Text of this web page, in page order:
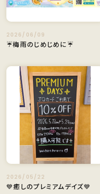
2026/06/09
☔梅雨のじめじめに☔
2026/05/22
💙癒しのプレミアムデイズ💙